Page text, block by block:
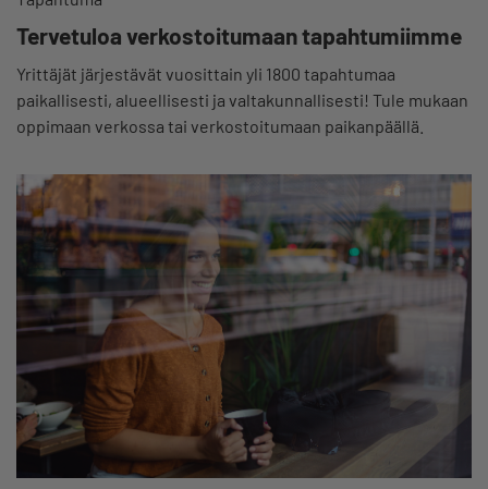
Tervetuloa verkostoitumaan tapahtumiimme
Yrittäjät järjestävät vuosittain yli 1800 tapahtumaa
paikallisesti, alueellisesti ja valtakunnallisesti! Tule mukaan
oppimaan verkossa tai verkostoitumaan paikanpäällä.